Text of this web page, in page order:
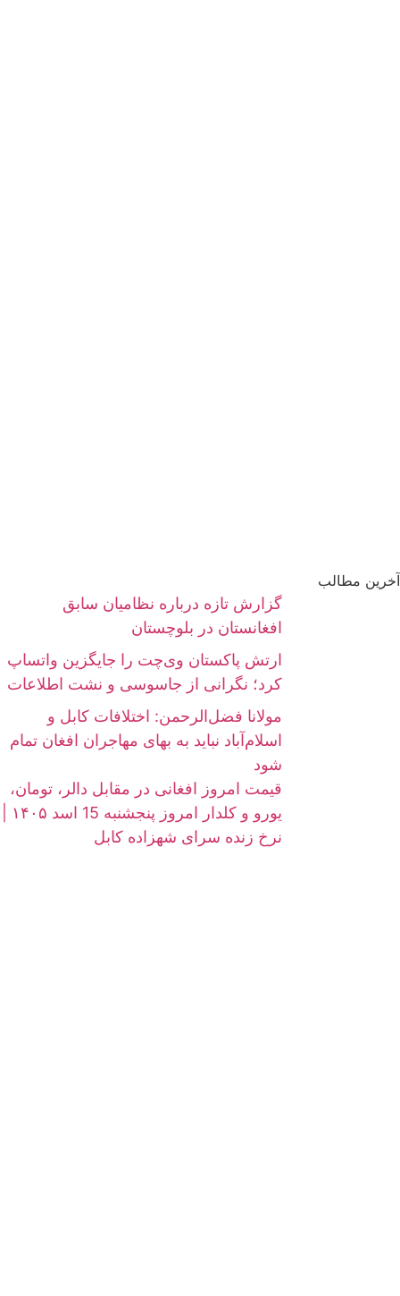
آخرین مطالب
گزارش تازه درباره نظامیان سابق
افغانستان در بلوچستان
ارتش پاکستان وی‌چت را جایگزین واتساپ
کرد؛ نگرانی از جاسوسی و نشت اطلاعات
مولانا فضل‌الرحمن: اختلافات کابل و
اسلام‌آباد نباید به بهای مهاجران افغان تمام
شود
قیمت امروز افغانی در مقابل دالر، تومان،
نرخ زنده سرای شهزاده کابل